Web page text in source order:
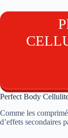
Perfect Body
Comme les
d’effets secondaires